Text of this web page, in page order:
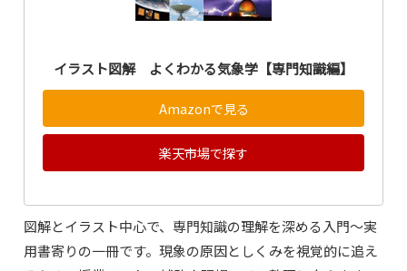
イラスト図解 よくわかる気象学【専門知識編】
Amazonで見る
楽天市場で探す
図解とイラスト中心で、専門知識の理解を深める入門～実
用書寄りの一冊です。現象の原因としくみを視覚的に追え